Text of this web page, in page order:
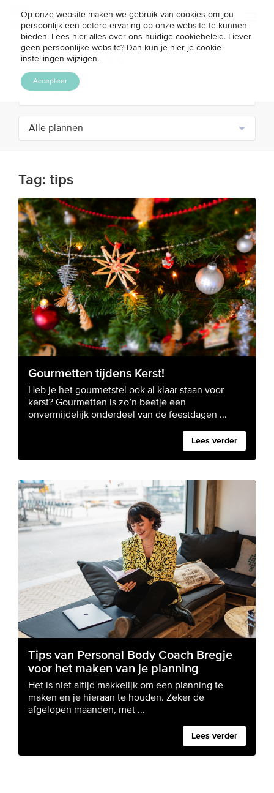
Tag: tips
Gourmetten tijdens Kerst!
Heb je het gourmetstel ook al klaar staan voor
kerst? Gourmetten is zo’n beetje een
onvermijdelijk onderdeel van de feestdagen ...
Lees verder
Tips van Personal Body Coach Bregje
voor het maken van je planning
Het is niet altijd makkelijk om een planning te
maken en je hieraan te houden. Zeker de
afgelopen maanden, met ...
Lees verder
Op onze website maken we gebruik van cookies om jou
persoonlijk een betere ervaring op onze website te kunnen
bieden. Lees hier alles over ons huidige cookiebeleid. Liever
geen persoonlijke website? Dan kun je hier je cookie-
instellingen wijzigen.
Accepteer